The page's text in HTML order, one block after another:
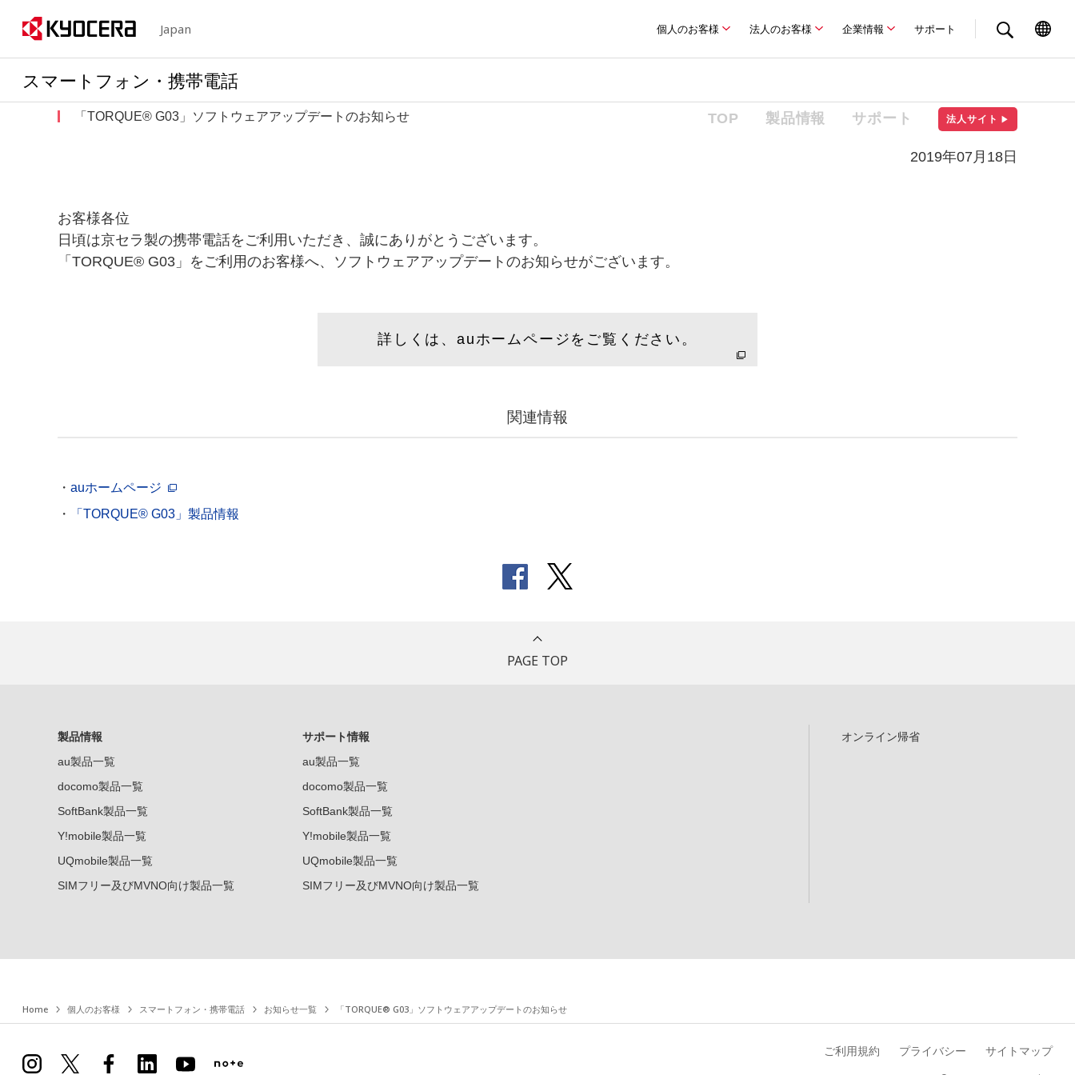
Japan 個人のお客様 法人のお客様 企業情報 サポート
スマートフォン・携帯電話
TOP 製品情報 サポート 法人サイト ▶
「TORQUE® G03」ソフトウェアアップデートのお知らせ
2019年07月18日
お客様各位
日頃は京セラ製の携帯電話をご利用いただき、誠にありがとうございます。
「TORQUE® G03」をご利用のお客様へ、ソフトウェアアップデートのお知らせがございます。
詳しくは、auホームページをご覧ください。
関連情報
auホームページ
「TORQUE® G03」製品情報
PAGE TOP
製品情報
au製品一覧
docomo製品一覧
SoftBank製品一覧
Y!mobile製品一覧
UQmobile製品一覧
SIMフリー及びMVNO向け製品一覧
サポート情報
au製品一覧
docomo製品一覧
SoftBank製品一覧
Y!mobile製品一覧
UQmobile製品一覧
SIMフリー及びMVNO向け製品一覧
オンライン帰省
Home 個人のお客様 スマートフォン・携帯電話 お知らせ一覧 「TORQUE® G03」ソフトウェアアップデートのお知らせ
ご利用規約 プライバシー サイトマップ